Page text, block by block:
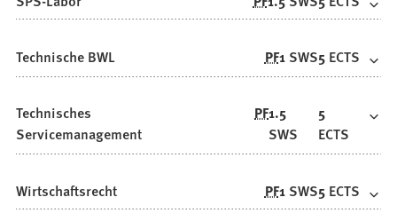
Technische BWL PF1 SWS5 ECTS
Technisches
Servicemanagement
PF1.5
SWS
5
ECTS
Wirtschaftsrecht PF1 SWS5 ECTS